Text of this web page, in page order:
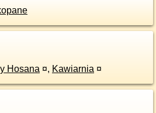
Hosana ¤, Kawiarnia ¤